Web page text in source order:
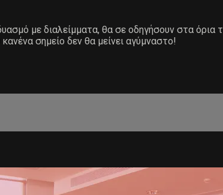
με διαλείμματα, θα σε οδηγήσουν στα
σημείο δεν θα μείνει αγύμναστο!